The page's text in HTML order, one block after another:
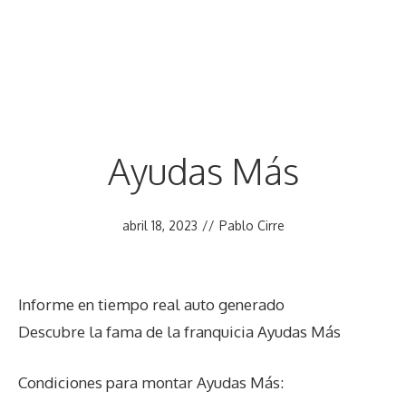
Ayudas Más
abril 18, 2023 // Pablo Cirre
Informe en tiempo real auto generado
Descubre la fama de la franquicia Ayudas Más
Condiciones para montar Ayudas Más: